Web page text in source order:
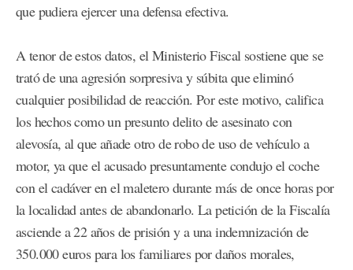
que pudiera ejercer una defensa efectiva.
A tenor de estos datos, el Ministerio Fiscal sostiene que se
trató de una agresión sorpresiva y súbita que eliminó
cualquier posibilidad de reacción. Por este motivo, califica
los hechos como un presunto delito de asesinato con
alevosía, al que añade otro de robo de uso de vehículo a
motor, ya que el acusado presuntamente condujo el coche
con el cadáver en el maletero durante más de once horas por
la localidad antes de abandonarlo. La petición de la Fiscalía
asciende a 22 años de prisión y a una indemnización de
350.000 euros para los familiares por daños morales,